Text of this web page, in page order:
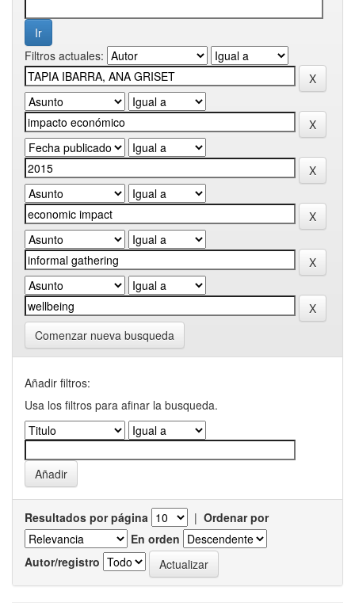
Filtros actuales:
Comenzar nueva busqueda
Añadir filtros:
Usa los filtros para afinar la busqueda.
Resultados por página | Ordenar por
En orden
Autor/registro